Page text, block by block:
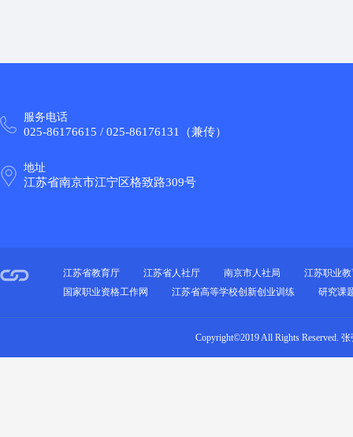
服务电话
025-86176615 / 025-86176131（兼传）
地址
江苏省南京市江宁区格致路309号
江苏省教育厅 江苏省人社厅 南京市人社局
江苏职业
国家职业资格工作网
江苏省高等学校创新创业训练 研究课
Copyright©2019 All Rights Reserved.